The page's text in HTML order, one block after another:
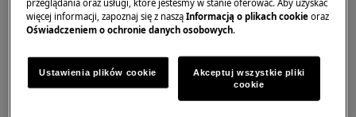
urządzenia,
brak prawidłowego odpływu wody przez
otwór odpływowy.
W większości przypadków przyczyną takiej
przeglądania oraz usługi, które jesteśmy w stanie oferować. Aby uzyskać
więcej informacji, zapoznaj się z nasząInformacją o plikach cookie oraz
Oświadczeniem o ochronie danych osobowych.
Ustawienia plików cookie
Akceptuj wszystkie pliki
cookie